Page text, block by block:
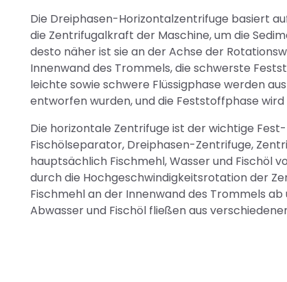
Die Dreiphasen-Horizontalzentrifuge basiert
die Zentrifugalkraft der Maschine, um die
desto näher ist sie an der Achse der
Innenwand des Trommels, die schwerste
leichte sowie schwere Flüssigphase werden
entworfen wurden, und die Feststoffphase
Die horizontale Zentrifuge ist der wichtige
Fischölseparator, Dreiphasen-Zentrifuge,
hauptsächlich Fischmehl, Wasser und Fischöl
durch die Hochgeschwindigkeitsrotation der
Fischmehl an der Innenwand des Trommels
Abwasser und Fischöl fließen aus